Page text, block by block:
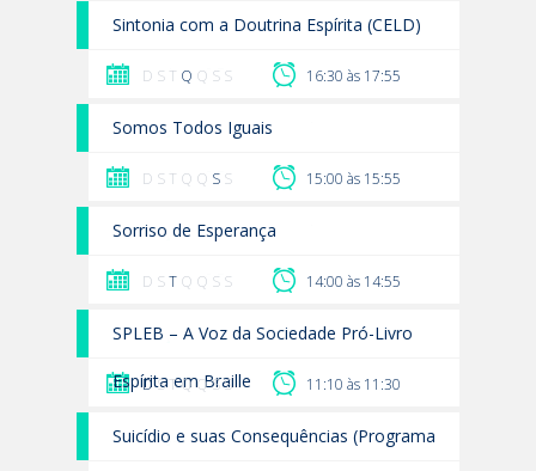
Sintonia com a Doutrina Espírita (CELD)
D S T Q Q S S 16:30 às 17:55
Somos Todos Iguais
D S T Q Q S S 15:00 às 15:55
Sorriso de Esperança
D ST Q Q S S 14:00 às 14:55
SPLEB – A Voz da Sociedade Pró-Livro
Espírita em Braille
DS T Q Q S S 11:10 às 11:30
Suicídio e suas Consequências (Programa